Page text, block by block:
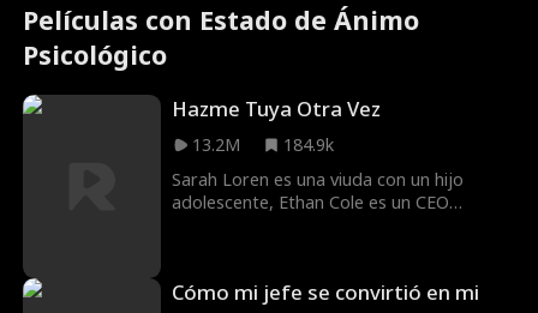
Películas con Estado de Ánimo
Psicológico
Hazme Tuya Otra Vez
13.2M
184.9k
Sarah Loren es una viuda con un hijo
adolescente, Ethan Cole es un CEO
detendrá ante nada para conseguir lo que
Cómo mi jefe se convirtió en mi